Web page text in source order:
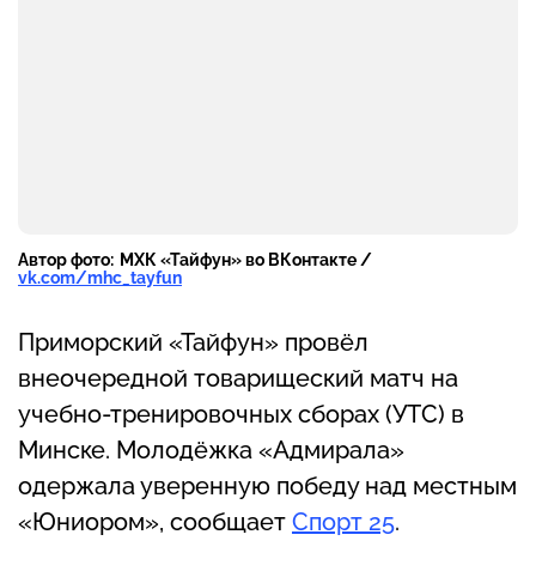
Автор фото: МХК «Тайфун» во ВКонтакте /
vk.com/mhc_tayfun
Приморский «Тайфун» провёл
внеочередной товарищеский матч на
учебно-тренировочных сборах (УТС) в
Минске. Молодёжка «Адмирала»
одержала уверенную победу над местным
«Юниором», сообщает Спорт 25.